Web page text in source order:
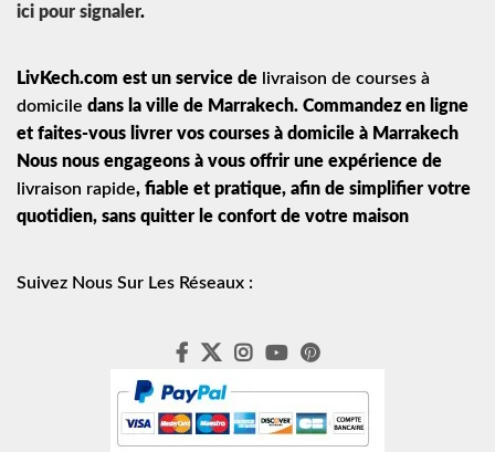
ici pour signaler.
LivKech.com est un service de livraison de courses à
domicile dans la ville de Marrakech. Commandez en ligne
et faites-vous livrer vos courses à domicile à Marrakech
Nous nous engageons à vous offrir une expérience de
livraison rapide, fiable et pratique, afin de simplifier votre
quotidien, sans quitter le confort de votre maison
Suivez Nous Sur Les Réseaux :